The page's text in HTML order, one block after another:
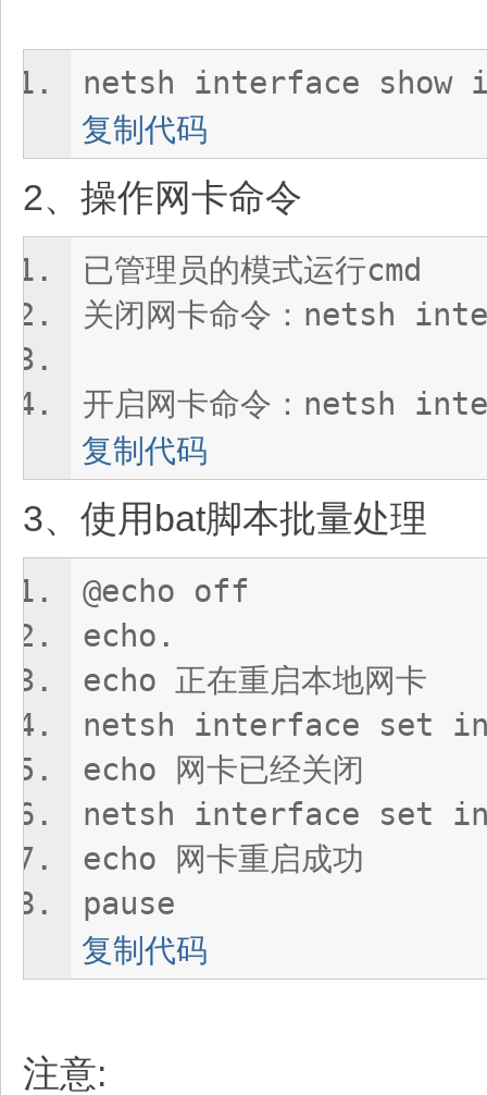
netsh interface show
复制代码
2、操作网卡命令
已管理员的模式运行cmd
关闭网卡命令：netsh
开启网卡命令：netsh
复制代码
3、使用bat脚本批量处理
@echo off
echo.
echo 正在重启本地网卡
netsh interface set
echo 网卡已经关闭
netsh interface set
echo 网卡重启成功
pause
复制代码
注意: